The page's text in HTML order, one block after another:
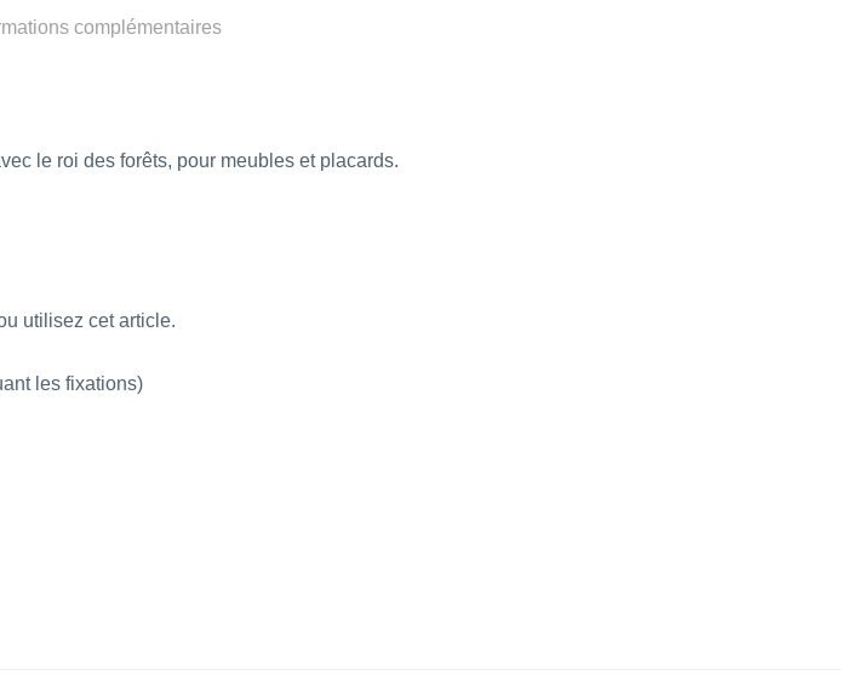
complémentaires
le roi des forêts, pour meubles et placards.
utilisez cet article.
les fixations)